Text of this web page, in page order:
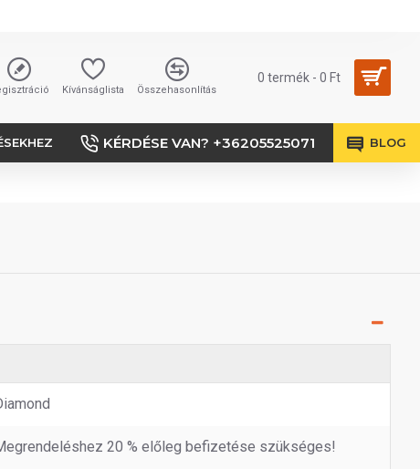
Kívánságlista Összehasonlítás
0 termék - 0 Ft
KÉRDÉSE VAN? +36205525071 BLOG
20 % előleg befizetése szükséges!